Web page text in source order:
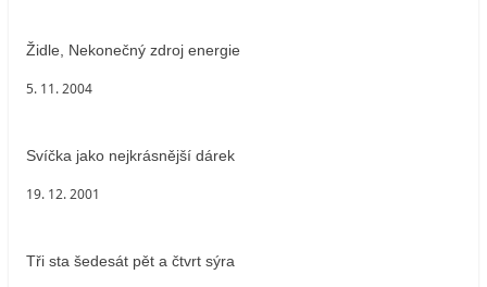
Židle, Nekonečný zdroj energie
5. 11. 2004
Svíčka jako nejkrásnější dárek
19. 12. 2001
Tři sta šedesát pět a čtvrt sýra